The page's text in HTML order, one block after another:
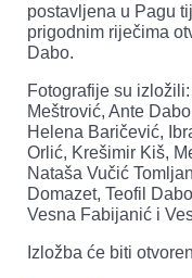
postavljena u Pagu
prigodnim riječima
Dabo.
Fotografije su
Meštrović, Ante
Helena Baričević,
Orlić, Krešimir Kiš,
Nataša Vučić
Domazet, Teofil
Vesna Fabijanić i
Izložba će biti